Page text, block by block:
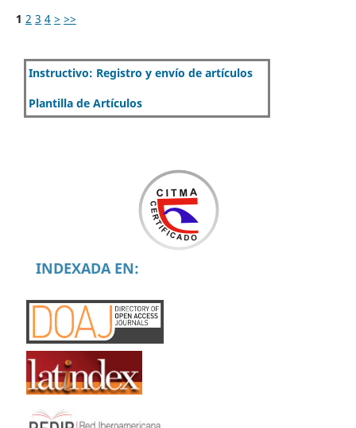
1 2 3 4 > >>
Instructivo: Registro y envío de artículos
Plantilla de Artículos
INDEXADA EN: